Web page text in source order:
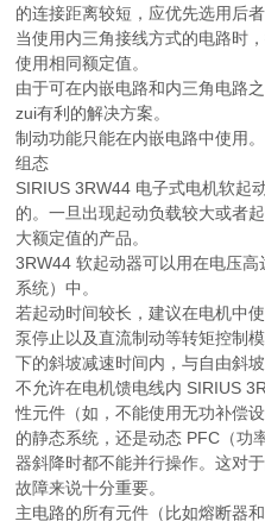
的连接距离较短，应优先选用后者
当使用内三角接线方式的电路时
使用相同额定值。
由于可在内嵌电路和内三角电路
zui有利的解决方案。
制动功能只能在内嵌电路中使用。
组态
SIRIUS 3RW44 电子式电机软起
的。一旦出现起动负载较大或者
大额定值的产品。
3RW44 软起动器可以用在电压
系统）中。
若起动时间较长，建议在电机中
泵停止以及直流制动等转矩控制
下的斜坡减速时间内，与自由斜
不允许在电机馈电线内 SIRIUS
性元件（如，不能使用无功补偿
的静态系统，还是动态 PFC（功
器斜降时都不能并行操作。这对
故障来说十分重要。
主电路的所有元件（比如熔断器